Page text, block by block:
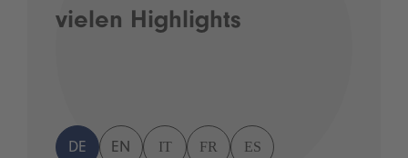
vielen Highlights
DE EN IT FR ES